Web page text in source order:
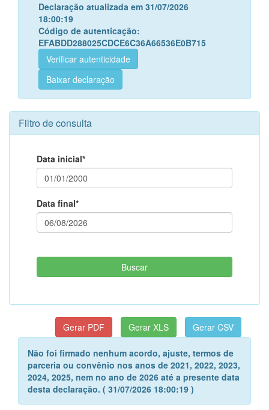
Declaração atualizada em 31/07/2026
18:00:19
Código de autenticação:
EFABDD288025CDCE6C36A66536E0B715
Verificar autenticidade
Baixar declaração
Filtro de consulta
Data inicial*
Data final*
Não foi firmado nenhum acordo, ajuste, termos de
parceria ou convênio nos anos de 2021, 2022, 2023,
2024, 2025, nem no ano de 2026 até a presente data
desta declaração. ( 31/07/2026 18:00:19 )